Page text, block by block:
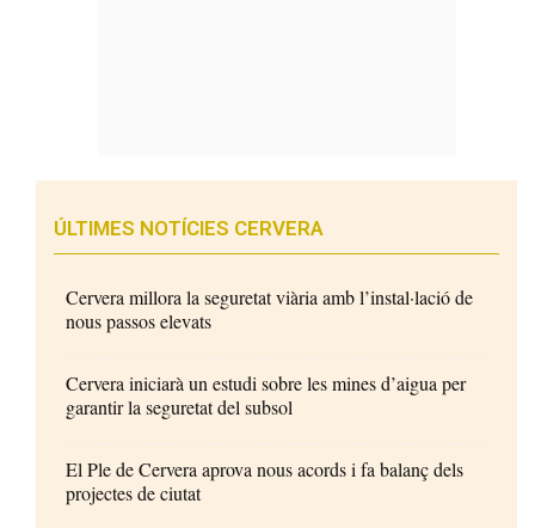
ÚLTIMES NOTÍCIES CERVERA
Cervera millora la seguretat viària amb l’instal·lació de
nous passos elevats
Cervera iniciarà un estudi sobre les mines d’aigua per
garantir la seguretat del subsol
El Ple de Cervera aprova nous acords i fa balanç dels
projectes de ciutat